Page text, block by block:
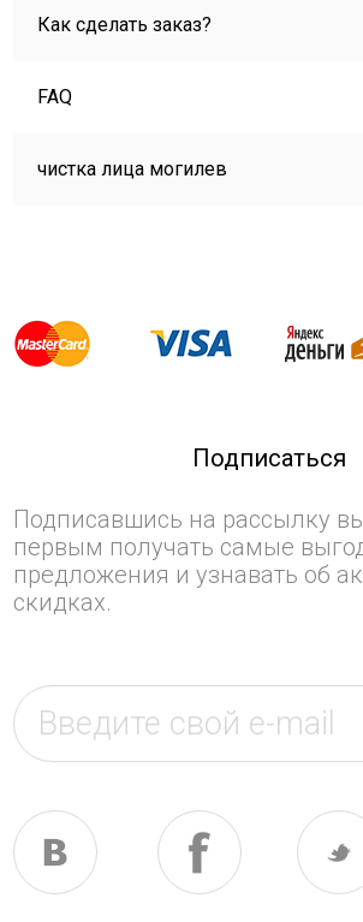
Как сделать заказ?
FAQ
чистка лица могилев
Подписаться
Подписавшись на рассылку
первым получать самые
предложения и узнавать об
скидках.